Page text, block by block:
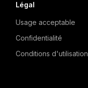
Légal
Usage acceptable
Confidentialité
Conditions d'utilisation